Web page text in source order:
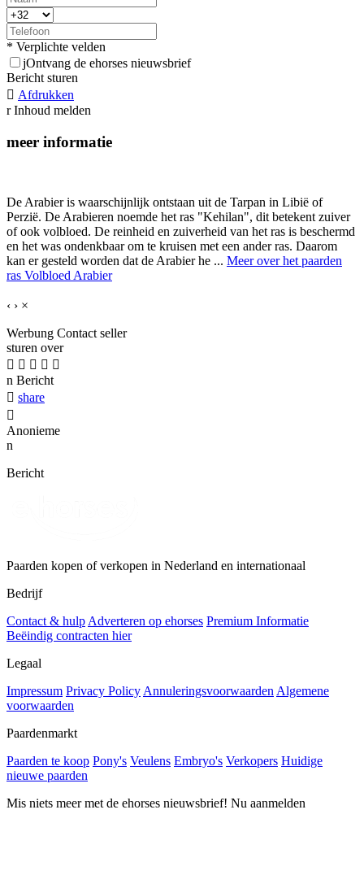
* Verplichte velden
jOntvang de ehorses nieuwsbrief
Bericht sturen
 Afdrukken
r Inhoud melden
meer informatie
De Arabier is waarschijnlijk ontstaan uit de Tarpan in Libië of
Perzië. De Arabieren noemde het ras "Kehilan", dit betekent zuiver
of ook volbloed. De reinheid en zuiverheid van het ras is beschermd
en het was ondenkbaar om te kruisen met een ander ras. Daarom
kan er gesteld worden dat de Arabier he ... Meer over het paarden
ras Volbloed Arabier
‹ › ×
Werbung Contact seller
sturen over
    
n Bericht
 share

Anonieme
n
Bericht
Paarden kopen of verkopen in Nederland en internationaal
Bedrijf
Contact & hulp Adverteren op ehorses Premium Informatie
Beëindig contracten hier
Legaal
Impressum Privacy Policy Annuleringsvoorwaarden Algemene
voorwaarden
Paardenmarkt
Paarden te koop Pony's Veulens Embryo's Verkopers Huidige
nieuwe paarden
Mis niets meer met de ehorses nieuwsbrief! Nu aanmelden